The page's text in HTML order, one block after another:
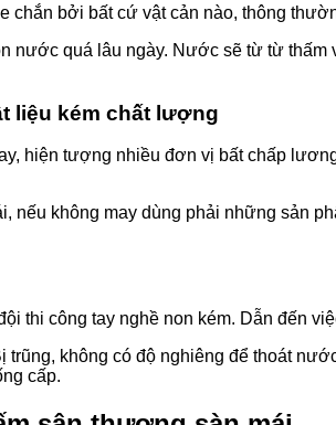
bởi bất cứ vật cản nào, thông
nước quá lâu ngày. Nước sẽ từ từ
liệu kém chất lượng
hiện tượng nhiều đơn vị bất chấp
nếu không may dùng phải những sản
thi công tay nghề non kém. Dẫn đến
trũng, không có độ nghiêng để thoát
cấp.